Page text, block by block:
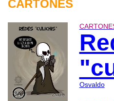
CARTONES
Osvaldo